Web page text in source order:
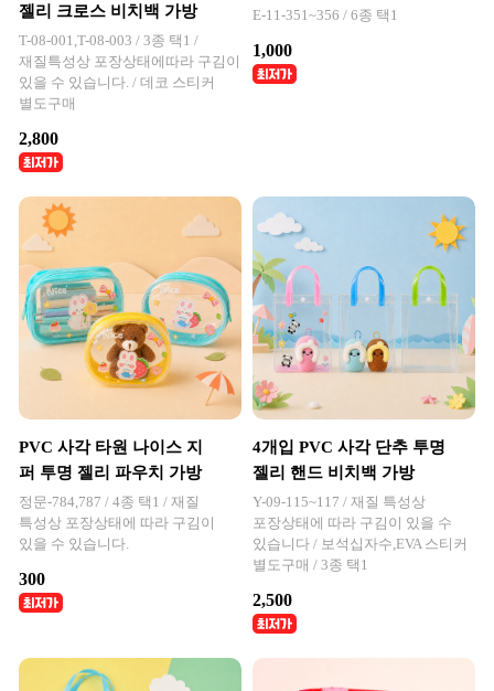
젤리 크로스 비치백 가방
T-08-001,T-08-003 / 3종 택1 /
재질특성상 포장상태에따라 구김이
있을 수 있습니다. / 데코 스티커
별도구매
2,800
E-11-351~356 / 6종 택1
1,000
PVC 사각 타원 나이스 지
퍼 투명 젤리 파우치 가방
정문-784,787 / 4종 택1 / 재질
특성상 포장상태에 따라 구김이
있을 수 있습니다.
300
4개입 PVC 사각 단추 투명
젤리 핸드 비치백 가방
Y-09-115~117 / 재질 특성상
포장상태에 따라 구김이 있을 수
있습니다 / 보석십자수,EVA 스티커
별도구매 / 3종 택1
2,500